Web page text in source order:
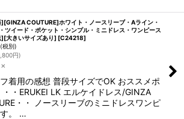
COUTURE]ホワイト・ノースリーブ・Aライン・
ツイード・ポケット・シンプル・ミニドレス・ワンピース
][大きいサイズあり] [C24218]
(税別)
円)
着用の感想 普段サイズでOK おススメポ
・・ERUKEI LK エルケイドレス/GINZA
・・ ノースリーブのミニドレスワンピ
。 …